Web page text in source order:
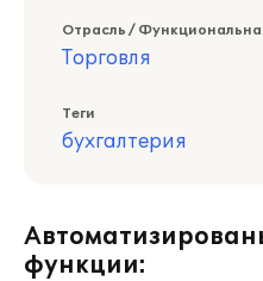
Отрасль /
Торговля
Теги
бухгалтерия
функции: